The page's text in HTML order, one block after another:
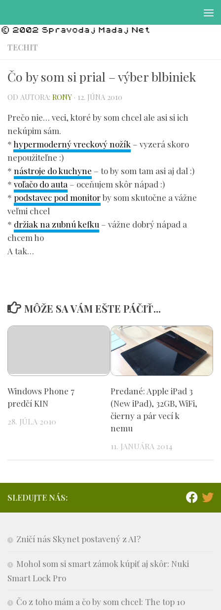
TECHIT
Čo by som si prial – výber blbiniek
OD AUTORA: RONY · 12. JÚNA 2010
Prečo nie… veci, ktoré by som chcel ale asi si ich
nekúpim sám.
*hypermoderný vreckový nožík – vyzerá skoro
nepoužiteľne :)
* nástroje do kuchyne – to by som tam asi aj dal :)
* voľačo do auta – oceňujem skôr nápad :)
* podstavec pod monitorby som skutočne a vážne
veľmi chcel
* držiak na zubnú kefku – vážne dobrý nápad a
chcem ho
A tak…
MÔŽE SA VÁM EŠTE PÁČIŤ...
Windows Phone 7
predčí KIN
28. JÚLA 2010
Predané: Apple iPad 3
(New iPad), 32GB, WiFi,
čierny a pár vecí k
nemu
11. JANUÁRA 2014
SLEDUJTE NÁS:
Zničí nás Skynet postavený z AI?
Mohol som si smart zámok kúpiť aj skôr: Nuki
Smart Lock Pro
Čo z toho mám a čo by som chcel: The top 10